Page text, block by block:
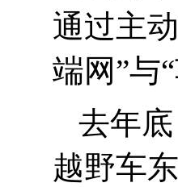
通过主
端网”与
去年
越野车